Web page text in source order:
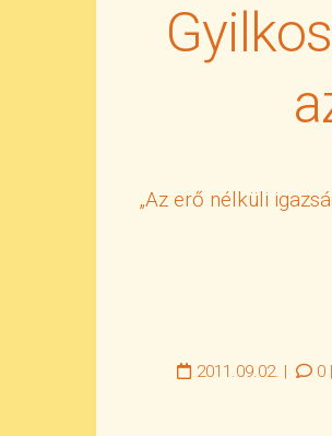
„Az erő nélküli
2011.09.02. | 0|